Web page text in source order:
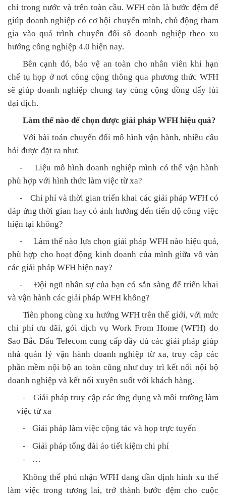
chỉ trong nước và trên toàn cầu. WFH còn là bước đệm để
giúp doanh nghiệp có cơ hội chuyển mình,chủ độngtham
gia vào quá trình chuyển đổi số doanh nghiệp theo xu
hướng công nghiệp 4.0 hiện nay.
Bên cạnh đó, bảo vệ an toàn cho nhân viên khi hạn
chế tụ họp ở nơi công cộng thông qua phương thức WFH
sẽ giúp doanh nghiệp chung tay cùng cộng đồng đẩy lùi
đại dịch.
Làm thế nào để chọn được giải pháp WFH hiệu quả?
Với bài toán chuyển đổi mô hình vận hành, nhiều câu
hỏi được đặt ra như:
-
Liệu mô hình doanh nghiệp mình có thế vận hành
phù hợp với hình thức làm việc từ xa?
-
Chi phí và thời gian triển khai các giải pháp WFHcó
đáp ứng thời gian hay có ảnh hưởng đến tiến độ công việc
hiện tại không?
-
Làm thế nào lựa chọn giải pháp WFH nào hiệu quả,
phù hợp cho hoạt động kinh doanh của mình giữa vô vàn
các giải pháp WFH hiện nay?
-
Độingũ nhân sự của bạn có sẵn sàng để triển khai
và vận hành các giải pháp WFH không?
Tiên phong cùng xu hướng WFH trên thế giới, với mức
chi phí ưu đãi, gói dịch vụ Work From Home (WFH) do
Sao Bắc Đẩu Telecom cung cấp đầy đủ các giải pháp giúp
nhà quản lý vận hành doanh nghiệp từ xa, truy cập các
phần mềm nội bộ an toàn cũng như duy trì kết nối nội bộ
doanh nghiệp và kết nối xuyên suốt với khách hàng.
-
Giải pháp truy cập các ứng dụng và môi trường làm
việc từ xa
- Giải pháp làm việc cộng tác và họp trực tuyến
- Giải pháp tổng đài ảo tiết kiệm chi phí
-
…
Không thể phủ nhận WFH đang dần định hình xu thế
làm việc trong tương lai, trở thành bước đệm cho cuộc